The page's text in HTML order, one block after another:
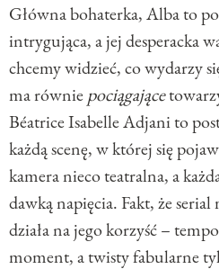
Główna bohaterka, Alba to
intrygująca, a jej desperacka
chcemy widzieć, co wydarzy
ma równiepociągające
Béatrice Isabelle Adjani to
każdą scenę, w której się
kamera nieco teatralna, a
dawką napięcia. Fakt, że
działa na jego korzyść – tempo
moment, a twisty fabularne